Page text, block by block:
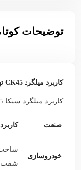
توضیحات
کاربرد میلگرد CK45 تهران یا گرد 1.1191
کاربرد میلگرد سیکا 45 تهران عبارتند از:
صنعت کاربرد
خودروسازی
شفت،